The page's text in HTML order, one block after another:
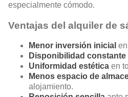
especialmente cómodo.
Ventajas del alquiler de
Menor inversión inicial
Disponibilidad constante
Uniformidad estética en
Menos espacio de
alojamiento.